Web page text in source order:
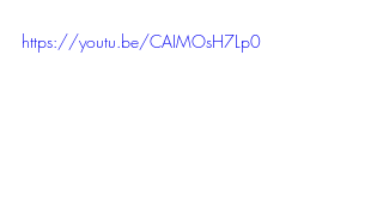
https://youtu.be/CAIMOsH7Lp0